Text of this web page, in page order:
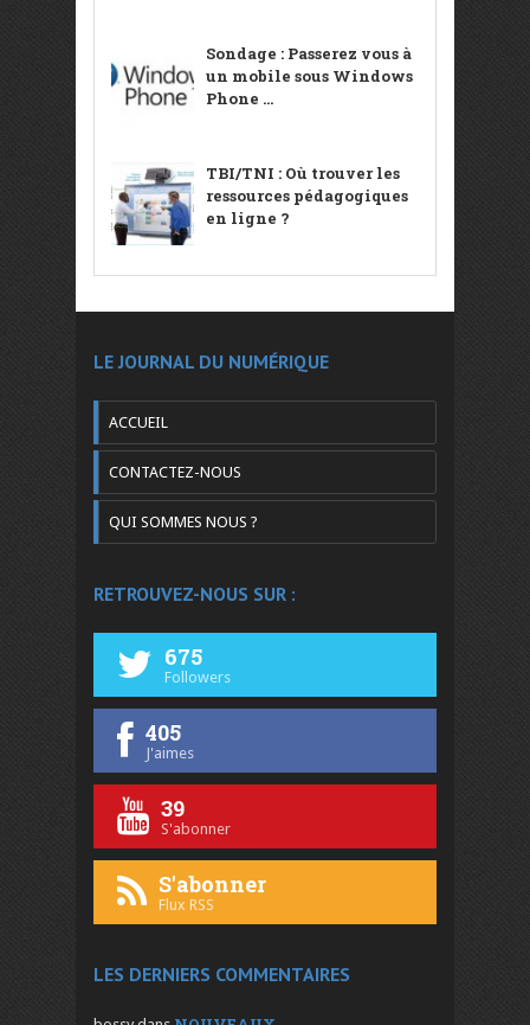
Sondage : Passerez vous à
un mobile sous Windows
Phone ...
TBI/TNI : Où trouver les
ressources pédagogiques
en ligne ?
LE JOURNAL DU NUMÉRIQUE
ACCUEIL
CONTACTEZ-NOUS
QUI SOMMES NOUS ?
RETROUVEZ-NOUS SUR :
675
Followers
405
J'aimes
39
S'abonner
S'abonner
Flux RSS
LES DERNIERS COMMENTAIRES